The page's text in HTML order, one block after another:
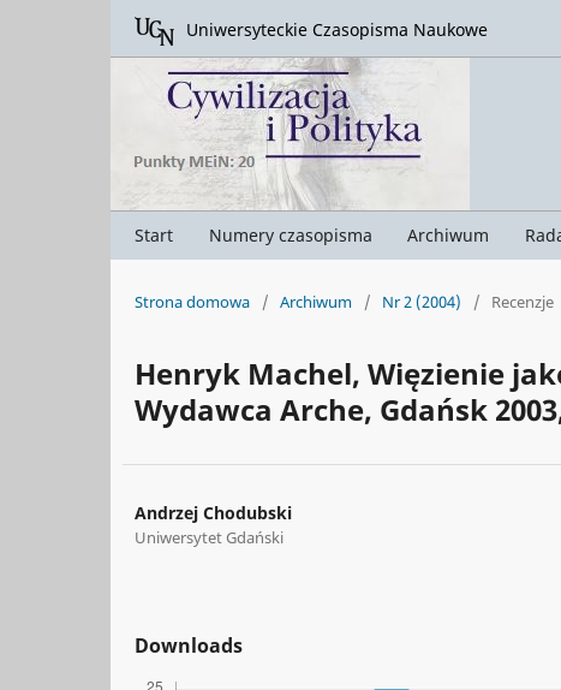
Start Numery czasopisma Archiwum
Uniwersyteckie Czasopisma Naukowe
Strona domowa / Archiwum / Nr 2 (2004) / Recenzje
Henryk Machel, Więzienie
Wydawca Arche, Gdańsk
Andrzej Chodubski
Uniwersytet Gdański
Downloads